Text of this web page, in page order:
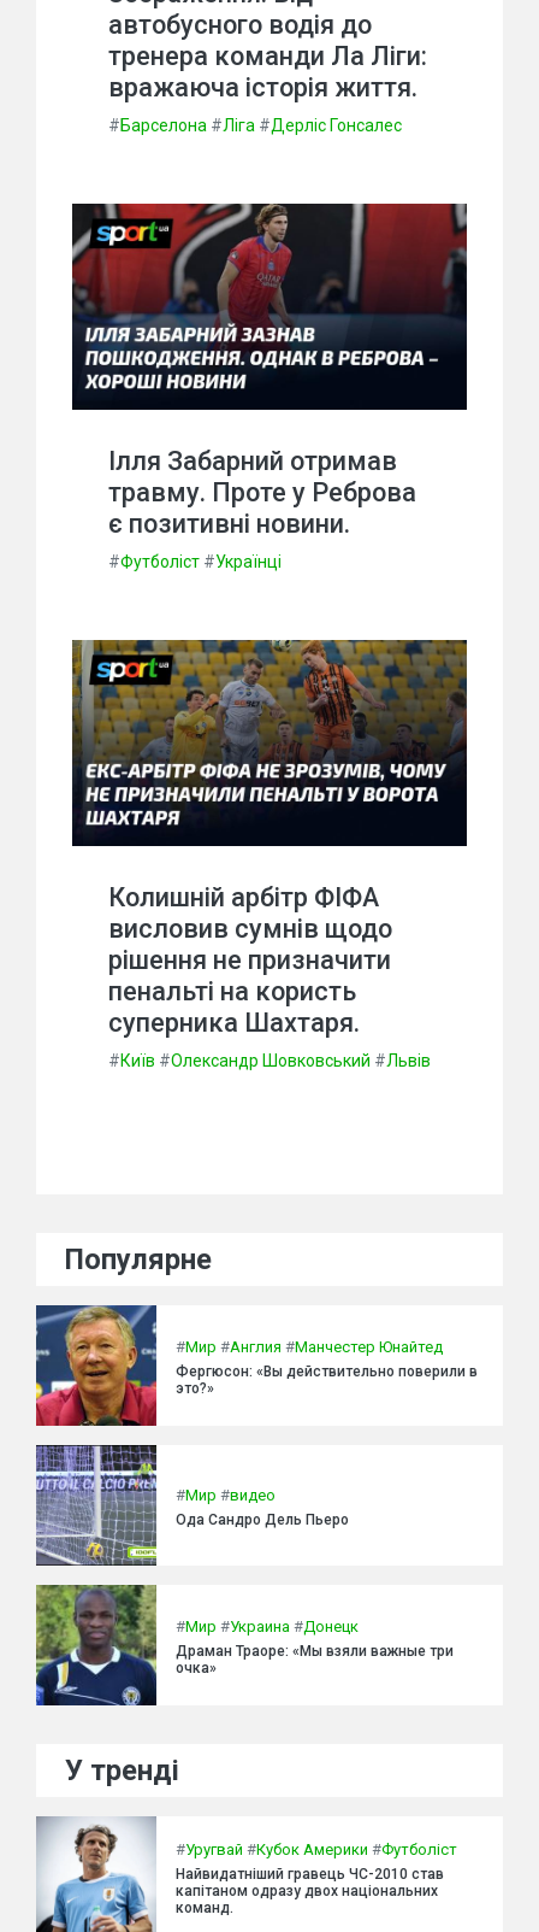
автобусного водія до
тренера команди Ла Ліги:
вражаюча історія життя.
#Барселона #Ліга #Дерліс Гонсалес
Ілля Забарний отримав
травму. Проте у Реброва
є позитивні новини.
#Футболіст #Українці
Колишній арбітр ФІФА
висловив сумнів щодо
рішення не призначити
пенальті на користь
суперника Шахтаря.
#Київ #Олександр Шовковський #Львів
Популярне
#Мир #Англия #Манчестер Юнайтед
Фергюсон: «Вы действительно поверили в
это?»
#Мир #видео
Ода Сандро Дель Пьеро
#Мир #Украина #Донецк
Драман Траоре: «Мы взяли важные три
очка»
У тренді
#Уругвай #Кубок Америки #Футболіст
Найвидатніший гравець ЧС-2010 став
капітаном одразу двох національних
команд.